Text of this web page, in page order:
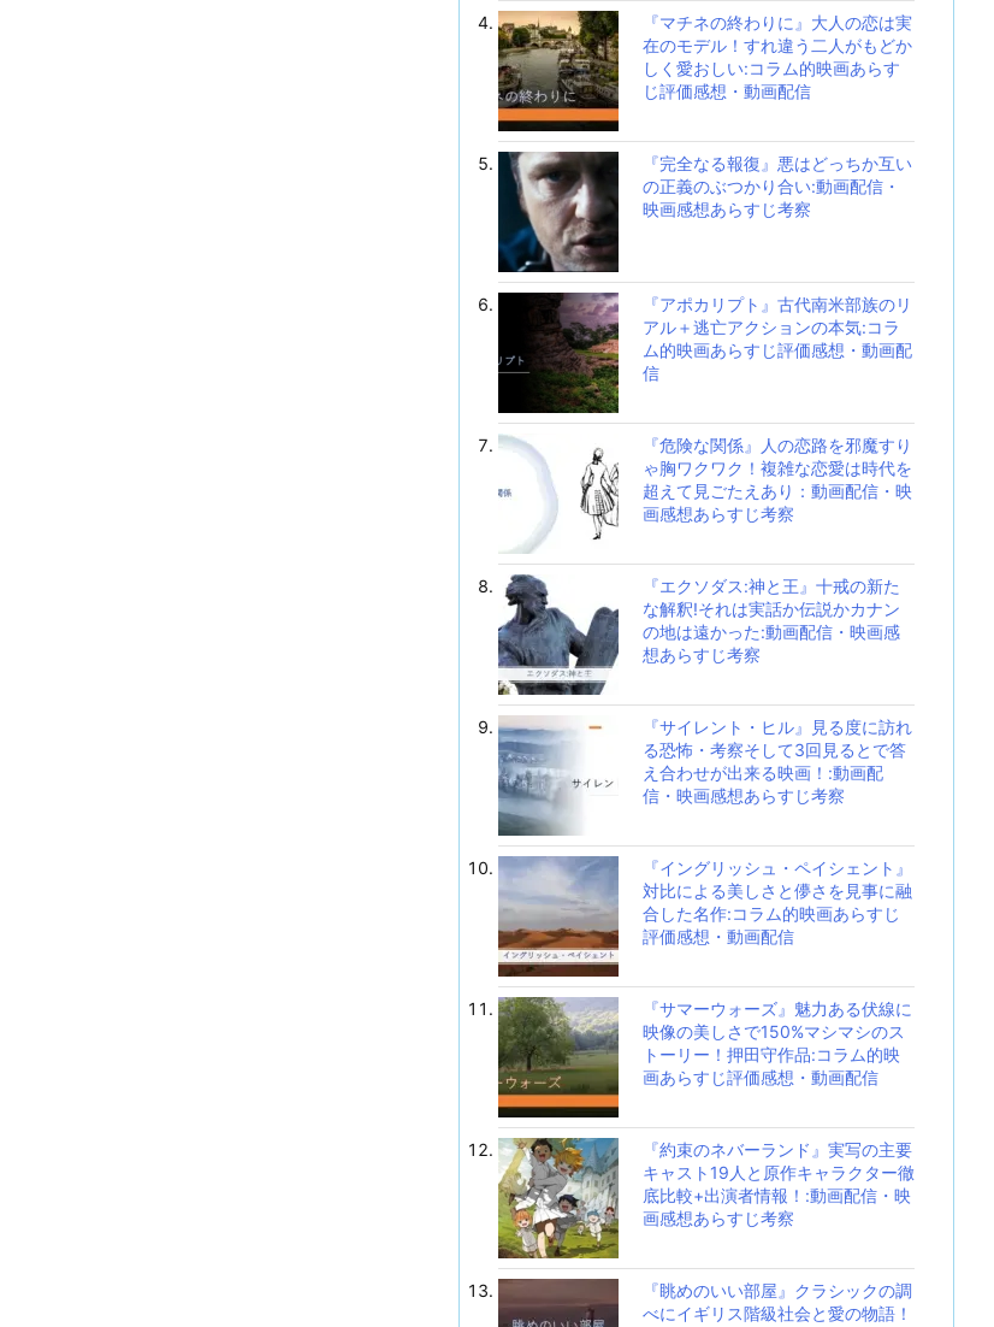
『マチネの終わりに』大人の恋は実
在のモデル！すれ違う二人がもどか
しく愛おしい:コラム的映画あらす
じ評価感想・動画配信
『完全なる報復』悪はどっちか互い
の正義のぶつかり合い:動画配信・
映画感想あらすじ考察
『アポカリプト』古代南米部族のリ
アル＋逃亡アクションの本気:コラ
ム的映画あらすじ評価感想・動画配
信
『危険な関係』人の恋路を邪魔すり
ゃ胸ワクワク！複雑な恋愛は時代を
超えて見ごたえあり：動画配信・映
画感想あらすじ考察
『エクソダス:神と王』十戒の新た
な解釈!それは実話か伝説かカナン
の地は遠かった:動画配信・映画感
想あらすじ考察
『サイレント・ヒル』見る度に訪れ
る恐怖・考察そして3回見るとで答
え合わせが出来る映画！:動画配
信・映画感想あらすじ考察
『イングリッシュ・ペイシェント』
対比による美しさと儚さを見事に融
合した名作:コラム的映画あらすじ
評価感想・動画配信
『サマーウォーズ』魅力ある伏線に
映像の美しさで150%マシマシのス
トーリー！押田守作品:コラム的映
画あらすじ評価感想・動画配信
『約束のネバーランド』実写の主要
キャスト19人と原作キャラクター徹
底比較+出演者情報！:動画配信・映
画感想あらすじ考察
『眺めのいい部屋』クラシックの調
べにイギリス階級社会と愛の物語！